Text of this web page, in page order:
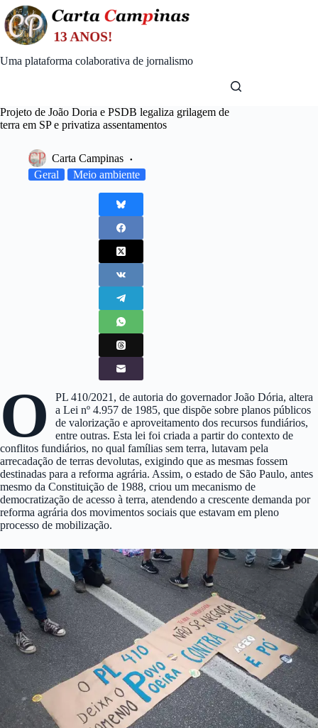
Skip
to
content
Uma plataforma colaborativa de jornalismo
Projeto de João Doria e PSDB legaliza grilagem de
terra em SP e privatiza assentamentos
Carta Campinas
Geral
Meio ambiente
O
PL 410/2021, de autoria do governador João Dória, altera
a Lei nº 4.957 de 1985, que dispõe sobre planos públicos
de valorização e aproveitamento dos recursos fundiários,
entre outras. Esta lei foi criada a partir do contexto de
conflitos fundiários, no qual famílias sem terra, lutavam pela
arrecadação de terras devolutas, exigindo que as mesmas fossem
destinadas para a reforma agrária. Assim, o estado de São Paulo, antes
mesmo da Constituição de 1988, criou um mecanismo de
democratização de acesso à terra, atendendo a crescente demanda por
reforma agrária dos movimentos sociais que estavam em pleno
processo de mobilização.